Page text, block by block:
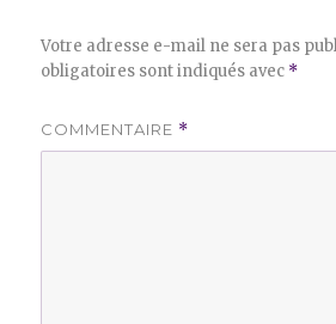
Votre adresse e-mail ne sera pas
obligatoires sont indiqués avec *
COMMENTAIRE *